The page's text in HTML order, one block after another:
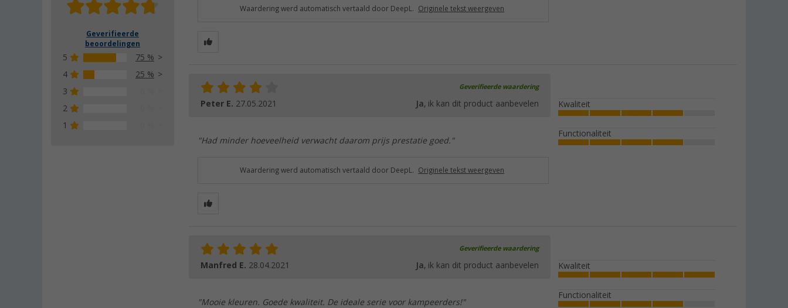
Geverifieerde
beoordelingen
5
75 %
4
25 %
3
2
1
Waardering werd automatisch vertaald door DeepL. Originele tekst weergeven
Geverifieerde waardering
Peter E. 27.05.2021 Ja, ik kan dit product aanbevelen
"Had minder hoeveelheid verwacht daarom prijs prestatie goed."
Kwaliteit
Functionaliteit
Waardering werd automatisch vertaald door DeepL. Originele tekst weergeven
Geverifieerde waardering
Manfred E. 28.04.2021 Ja, ik kan dit product aanbevelen
"Mooie kleuren. Goede kwaliteit. De ideale serie voor kampeerders!"
Kwaliteit
Functionaliteit